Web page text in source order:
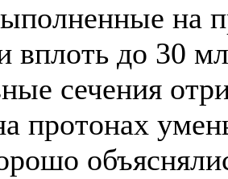
на
вплоть до 30
сечения
протонах